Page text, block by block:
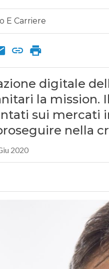
E Carriere
digitale
la mission.
sui mercati
nella
2020